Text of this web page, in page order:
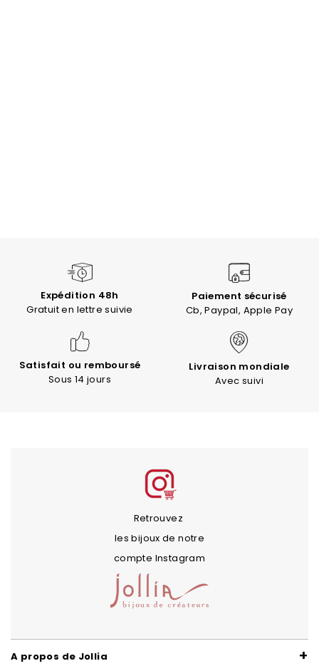
Expédition 48h
Gratuit en lettre suivie
Paiement sécurisé
Cb, Paypal, Apple Pay
Satisfait ou remboursé
Sous 14 jours
Livraison mondiale
Avec suivi
Retrouvez
les bijoux de notre
compte Instagram
A propos de Jollia